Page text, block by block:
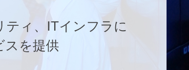
ティ、ITインフラに
スを提供